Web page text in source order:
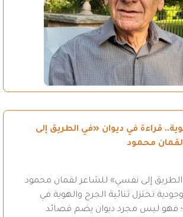
قراءة في ديوان «في الطريق إلى
محمود
إلى نفسي» للشاعر لقمان محمود
تختزل ثنائية الجرح والهوية في
فهو ليس مجرد ديوان يضم قصائد